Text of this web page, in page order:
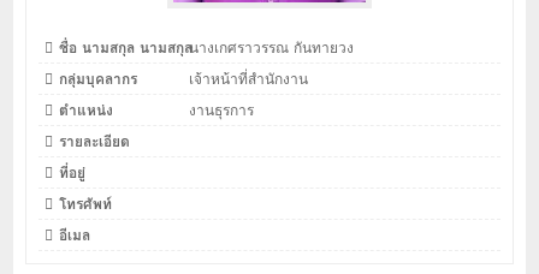
ชื่อ นามสกุล นามสกุลนางเกศราวรรณ กันทายวง
กลุ่มบุคลากร
เจ้าหน้าที่สำนักงาน
ตำแหน่ง
งานธุรการ
รายละเอียด
ที่อยู่
โทรศัพท์
อีเมล